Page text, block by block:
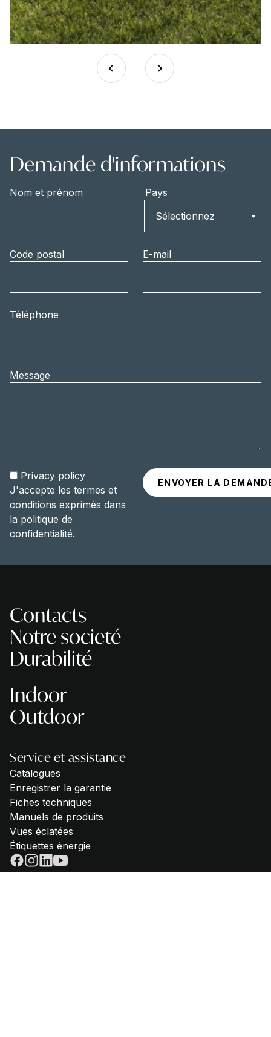
Demande d'informations
Nom et prénom
Pays
Sélectionnez
Code postal E-mail
Téléphone
Message
Privacy policy
J'accepte les termes et
conditions exprimés dans
la politique de
confidentialité.
Contacts
Notre societé
Durabilité
Indoor
Outdoor
Service et assistance
Catalogues
Enregistrer la garantie
Fiches techniques
Manuels de produits
Vues éclatées
Étiquettes énergie